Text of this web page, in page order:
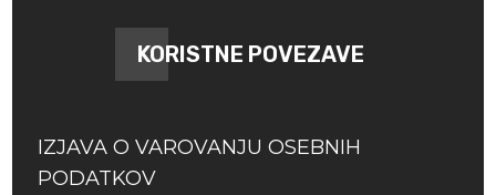
KORISTNE POVEZAVE
IZJAVA O VAROVANJU OSEBNIH
PODATKOV